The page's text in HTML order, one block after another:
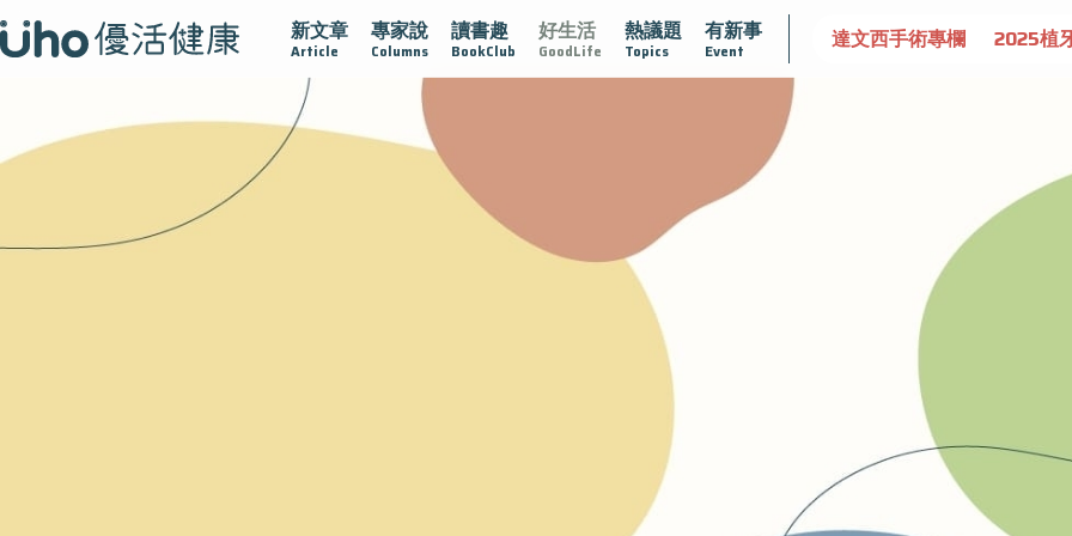
新文章
Article
專家說
Columns
讀書趣
BookClub
好生活
GoodLife
熱議題
Topics
有新事
Event
黏 守護腺在 疫情保衛戰 再生醫學 愛的未來視 認識攝護腺肥大 守護骨骼健康 達文西手術專欄 2025植